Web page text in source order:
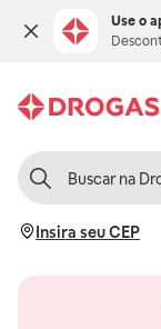
Use o
Insira seu CEP